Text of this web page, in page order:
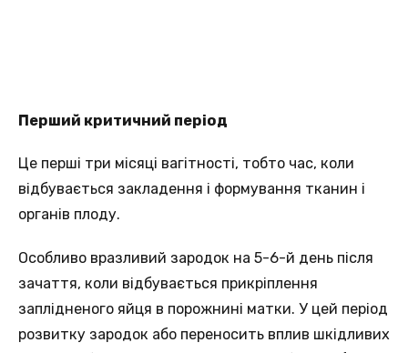
Перший критичний період
Це перші три місяці вагітності, тобто час, коли
відбувається закладення і формування тканин і
органів плоду.
Особливо вразливий зародок на 5-6-й день після
зачаття, коли відбувається прикріплення
заплідненого яйця в порожнині матки. У цей період
розвитку зародок або переносить вплив шкідливих